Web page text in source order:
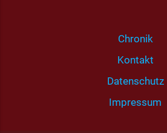
Chronik
Kontakt
Datenschutz
Impressum